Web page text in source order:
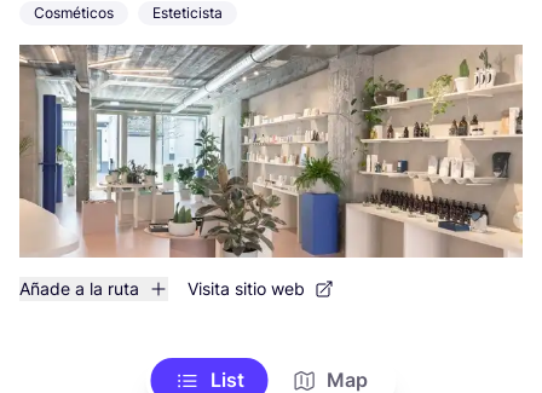
Cosméticos Esteticista
Añade a la ruta Visita sitio web
List Map